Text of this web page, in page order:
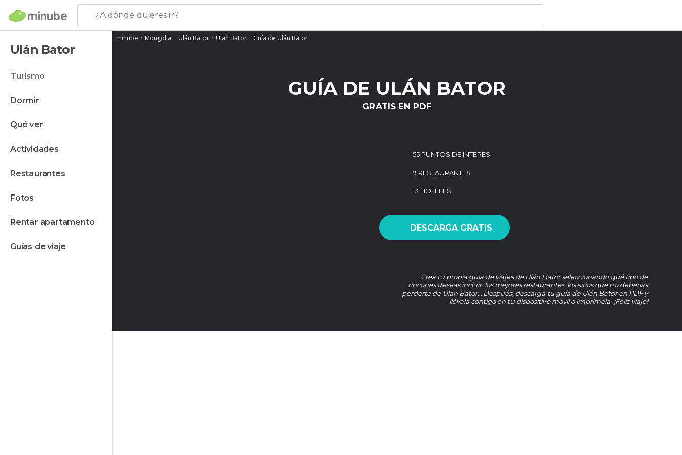
¿A dónde quieres ir?
Ulán Bator
turismo
dormir
qué ver
actividades
restaurantes
fotos
rentar apartamento
guías de viaje
minube Mongolia Ulán Bator Ulán Bator Guía de Ulán Bator
GUÍA DE ULÁN BATOR
GRATIS EN PDF
55 PUNTOS DE INTERÉS
9 RESTAURANTES
13 HOTELES
DESCARGA GRATIS
Crea tu propia guía de viajes de Ulán Bator seleccionando qué tipo de
rincones deseas incluir: los mejores restaurantes, los sitios que no deberías
perderte de Ulán Bator… Después, descarga tu guía de Ulán Bator en PDF y
llévala contigo en tu dispositivo móvil o imprímela. ¡Feliz viaje!